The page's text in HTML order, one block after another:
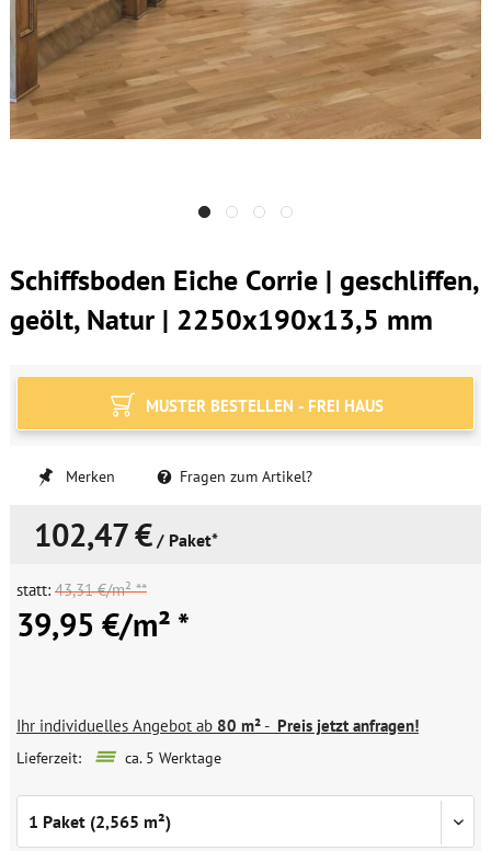
Schiffsboden Eiche Corrie | geschliffen,
geölt, Natur | 2250x190x13,5 mm
MUSTER BESTELLEN - FREI HAUS
Merken Fragen zum Artikel?
102,47 € / Paket*
statt: 43,31 €/m² **
39,95 €/m² *
Ihr individuelles Angebot ab 80 m²- Preis jetzt anfragen!
Lieferzeit: ca. 5 Werktage